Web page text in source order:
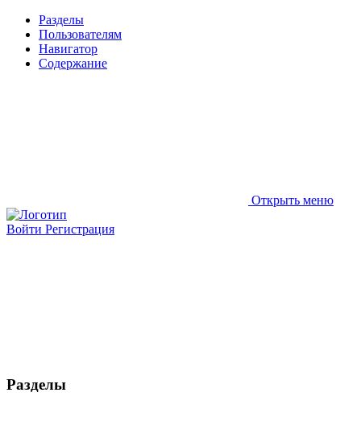
Разделы
Пользователям
Навигатор
Содержание
Открыть меню
Войти Регистрация
Разделы